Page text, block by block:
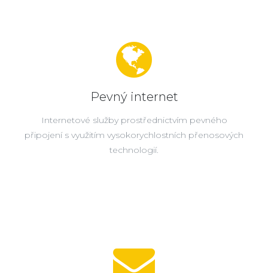
Pevný internet
Internetové služby prostřednictvím pevného
připojení s využitím vysokorychlostních přenosových
technologií.